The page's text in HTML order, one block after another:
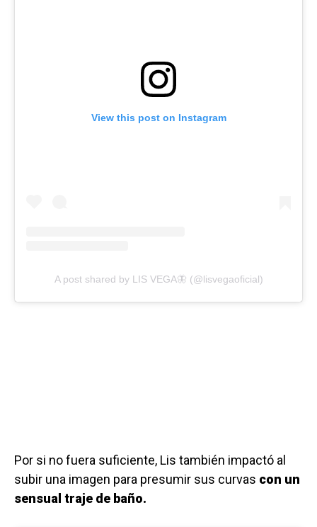
View this post on Instagram
A post shared by LIS VEGA🦋 (@lisvegaoficial)
Por si no fuera suficiente, Lis también impactó al
subir una imagen para presumir sus curvas con un
sensual traje de baño.